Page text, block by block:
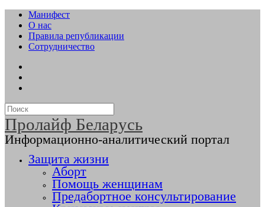
Манифест
О нас
Правила републикации
Сотрудничество
Пролайф Беларусь
Информационно-аналитический портал
Защита жизни
Аборт
Помощь женщинам
Предабортное консультирование